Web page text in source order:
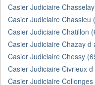
Casier Judiciaire
Casier Judiciaire Chassieu
Casier Judiciaire Chatillon
Casier Judiciaire Chazay d
Casier Judiciaire Chessy
Casier Judiciaire Civrieux
Casier Judiciaire